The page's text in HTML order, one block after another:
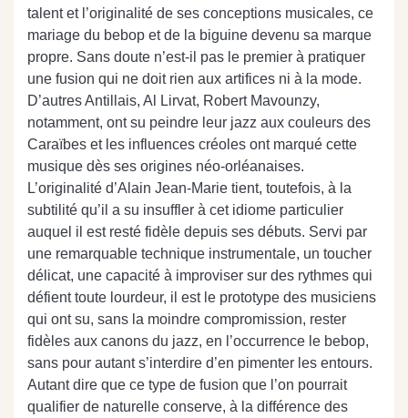
talent et l’originalité de ses conceptions musicales, ce
mariage du bebop et de la biguine devenu sa marque
propre. Sans doute n’est-il pas le premier à pratiquer
une fusion qui ne doit rien aux artifices ni à la mode.
D’autres Antillais, Al Lirvat, Robert Mavounzy,
notamment, ont su peindre leur jazz aux couleurs des
Caraïbes et les influences créoles ont marqué cette
musique dès ses origines néo-orléanaises.
L’originalité d’Alain Jean-Marie tient, toutefois, à la
subtilité qu’il a su insuffler à cet idiome particulier
auquel il est resté fidèle depuis ses débuts. Servi par
une remarquable technique instrumentale, un toucher
délicat, une capacité à improviser sur des rythmes qui
défient toute lourdeur, il est le prototype des musiciens
qui ont su, sans la moindre compromission, rester
fidèles aux canons du jazz, en l’occurrence le bebop,
sans pour autant s’interdire d’en pimenter les entours.
Autant dire que ce type de fusion que l’on pourrait
qualifier de naturelle conserve, à la différence des